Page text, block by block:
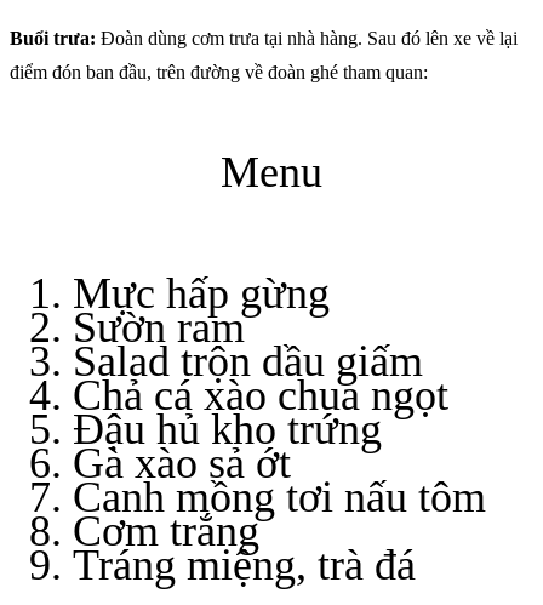
Buổi trưa: Đoàn dùng cơm trưa tại nhà hàng. Sau đó lên xe về lại
điểm đón ban đầu, trên đường về đoàn ghé tham quan:
Menu
Mực hấp gừng
Sườn ram
Salad trộn dầu giấm
Chả cá xào chua ngọt
Đậu hủ kho trứng
Gà xào sả ớt
Canh mồng tơi nấu tôm
Cơm trắng
Tráng miệng, trà đá